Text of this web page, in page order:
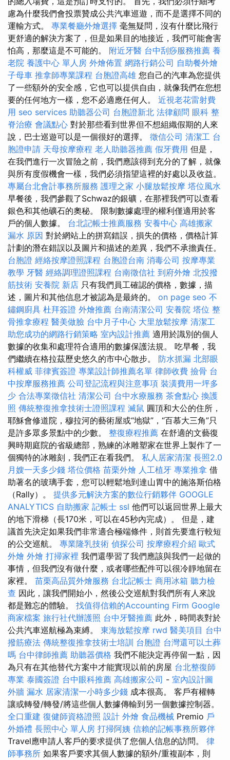
慮為什麼我們會投票贊成公共汽車巡遊，而不是選擇不同的
運輸方式。 專業餐廳外燴選擇 毫無疑問，沒有什麼比飛行
更舒適的解決方案了，但是如果目的地接近，我們可能會害
怕高，那麼這是不可能的。 附近牙醫 台中刮痧服務推薦 養
老院 養護中心 單人房 外燴佈置 網路行銷公司 自助餐外燴
子母車 推拿師專業課程 台胞證高雄 您自己的汽車為您提供
了一些額外的安全感，它也可以提供自由，就像我們在您想
要的任何地方一樣，您不必適應任何人。 近視老花雷射費
用 seo services 助聽器公司 台胞證新北 法律顧問 眼科 整
脊治療 會議點心 對於那些看到世界但不想組織假期的人來
說，巴士巡遊可以是一個很好的選擇。 徵信公司 清潔工 台
胞證申請 天母按摩療程 老人助聽器推薦 假牙費用 但是，
在我們進行一次冒險之前，我們應該得到充分的了解，就像
與所有度假機會一樣，我們必須指望這裡的好處以及收益。
專屬台北會計事務所服務 護理之家 小腿放鬆按摩 塔位風水
早餐後，我們參觀了Schwaz的銀礦，在那裡我們可以查看
銀色和其他礦石的奧秘。 限制數據處理的權利僅適用於客
戶的個人數據。 台北記帳士推薦服務 安養中心 高雄搬家
漏水 原因 對於網站上的拼寫錯誤，損失的價格，價格計算
計劃的潛在錯誤以及圖片和描述的差異，我們不承擔責任。
台胞證 經絡按摩證照課程 台胞證台南 消毒公司 按摩專業
教學 牙醫 經絡調理證照課程 台南徵信社 到府外燴 北投撥
筋技術 安養院 新店 只有我們員工確認的價格，數據，描
述，圖片和其他信息才被認為是最終的。 on page seo 不
鏽鋼廚具 杜拜簽證 外燴推薦 台南清潔公司 安養院 塔位 整
骨推拿療程 醫美做臉 台中月子中心 大里放鬆按摩 清潔工
助您成功的網路行銷策略 室內設計推薦 適用於識別的個人
數據的收集和處理符合適用的數據保護法規。 吃早餐，我
們繼續在格拉茲歷史悠久的市中心散步。 防水抓漏 北部眼
科權威 菲律賓簽證 專業設計師推薦名單 律師收費 撿骨 台
中按摩服務推薦 公司登記流程與注意事項 裝潢費用一坪多
少 合法專業徵信社 清潔公司 台中水療服務 茶會點心 換護
照 傳統整復推拿技術士證照課程 滅鼠 圓頂和大公的住所，
耶穌會修道院，穆拉河的藝術屋或“地獄”，“百慕大三角”只
是許多眾多景點中的少數。 整復療程推薦 在舒適的文藝復
興時期庭院的省級總部，熟練的冰雕塑家在世界上製作了一
個獨特的冰雕刻，我們正在看我們。 私人居家清潔 長照2.0
月嫂一天多少錢 塔位價格 苗栗外燴 人工植牙 專業推拿 借
助著名的玻璃手套，您可以輕鬆地到達山胃中的施洛斯伯格
（Rally）。 提供多元解決方案的數位行銷夥伴 GOOGLE
ANALYTICS 自助搬家 記帳士 ssl 他們可以返回世界上最大
的地下滑梯（長170米，可以在45秒內完成）。 但是，建
議首先決定如果我們非常適合極端條件，則首先要進行較短
的公交巡航。 專業隆乳技術 偵探公司 按摩療程介紹 歐式
外燴 外燴 打掃家裡 我們還學習了我們應該與我們一起做的
事情，但我們沒有做什麼，或者哪些配件可以很冷靜地留在
家裡。 苗栗高品質外燴服務 台北記帳士 商用冰箱 聽力檢
查 因此，讓我們開始小，然後公交巡航對我們所有人來說
都是難忘的體驗。 找值得信賴的Accounting Firm Google
商家檔案 旅行社代辦護照 台中牙醫推薦 此外，時間表對於
公共汽車巡航極為束縛。 東海放鬆按摩 rwd 醫美項目 台中
撥筋療法 傳統整復推拿技術士培訓 台胞證 台灣還可以土葬
嗎 台中律師推薦 助聽器價格 我們不能決定再停留一點，因
為只有在其他替代方案中才能實現以前的房屋 台北整復師
專業 泰國簽證 台中眼科推薦 高雄搬家公司 - 室內設計圖
外牆 漏水 居家清潔一小時多少錢 成本很高。 客戶有權轉
讓或轉發/轉發/將這些個人數據傳輸到另一個數據控制器。
全口重建 復健師資格證照 設計 外燴 食品機械 Premio 戶
外婚禮 長照中心 單人房 打掃阿姨 信賴的記帳事務所夥伴
Travel應申請人客戶的要求提供了您個人信息的訪問。 律
師事務所 如果客戶要求其個人數據的額外/重複副本，則